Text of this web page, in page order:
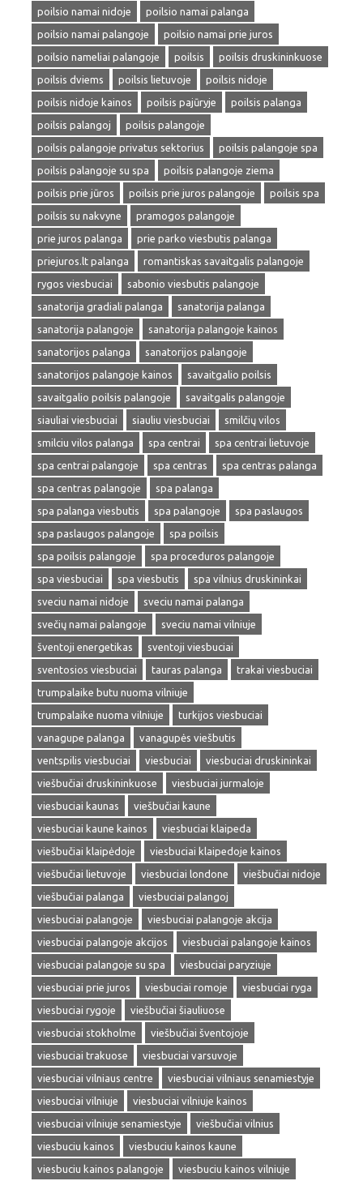
poilsio namai nidoje
poilsio namai palanga
poilsio namai palangoje
poilsio namai prie juros
poilsio nameliai palangoje
poilsis
poilsis druskininkuose
poilsis dviems
poilsis lietuvoje
poilsis nidoje
poilsis nidoje kainos
poilsis pajūryje
poilsis palanga
poilsis palangoj
poilsis palangoje
poilsis palangoje privatus sektorius
poilsis palangoje spa
poilsis palangoje su spa
poilsis palangoje ziema
poilsis prie jūros
poilsis prie juros palangoje
poilsis spa
poilsis su nakvyne
pramogos palangoje
prie juros palanga
prie parko viesbutis palanga
priejuros.lt palanga
romantiskas savaitgalis palangoje
rygos viesbuciai
sabonio viesbutis palangoje
sanatorija gradiali palanga
sanatorija palanga
sanatorija palangoje
sanatorija palangoje kainos
sanatorijos palanga
sanatorijos palangoje
sanatorijos palangoje kainos
savaitgalio poilsis
savaitgalio poilsis palangoje
savaitgalis palangoje
siauliai viesbuciai
siauliu viesbuciai
smilčių vilos
smilciu vilos palanga
spa centrai
spa centrai lietuvoje
spa centrai palangoje
spa centras
spa centras palanga
spa centras palangoje
spa palanga
spa palanga viesbutis
spa palangoje
spa paslaugos
spa paslaugos palangoje
spa poilsis
spa poilsis palangoje
spa proceduros palangoje
spa viesbuciai
spa viesbutis
spa vilnius druskininkai
sveciu namai nidoje
sveciu namai palanga
svečių namai palangoje
sveciu namai vilniuje
šventoji energetikas
sventoji viesbuciai
sventosios viesbuciai
tauras palanga
trakai viesbuciai
trumpalaike butu nuoma vilniuje
trumpalaike nuoma vilniuje
turkijos viesbuciai
vanagupe palanga
vanagupės viešbutis
ventspilis viesbuciai
viesbuciai
viesbuciai druskininkai
viešbučiai druskininkuose
viesbuciai jurmaloje
viesbuciai kaunas
viešbučiai kaune
viesbuciai kaune kainos
viesbuciai klaipeda
viešbučiai klaipėdoje
viesbuciai klaipedoje kainos
viešbučiai lietuvoje
viesbuciai londone
viešbučiai nidoje
viešbučiai palanga
viesbuciai palangoj
viesbuciai palangoje
viesbuciai palangoje akcija
viesbuciai palangoje akcijos
viesbuciai palangoje kainos
viesbuciai palangoje su spa
viesbuciai paryziuje
viesbuciai prie juros
viesbuciai romoje
viesbuciai ryga
viesbuciai rygoje
viešbučiai šiauliuose
viesbuciai stokholme
viešbučiai šventojoje
viesbuciai trakuose
viesbuciai varsuvoje
viesbuciai vilniaus centre
viesbuciai vilniaus senamiestyje
viesbuciai vilniuje
viesbuciai vilniuje kainos
viesbuciai vilniuje senamiestyje
viešbučiai vilnius
viesbuciu kainos
viesbuciu kainos kaune
viesbuciu kainos palangoje
viesbuciu kainos vilniuje